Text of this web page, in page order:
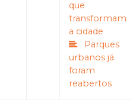
que
transformam
a cidade
Parques
urbanos já
foram
reabertos